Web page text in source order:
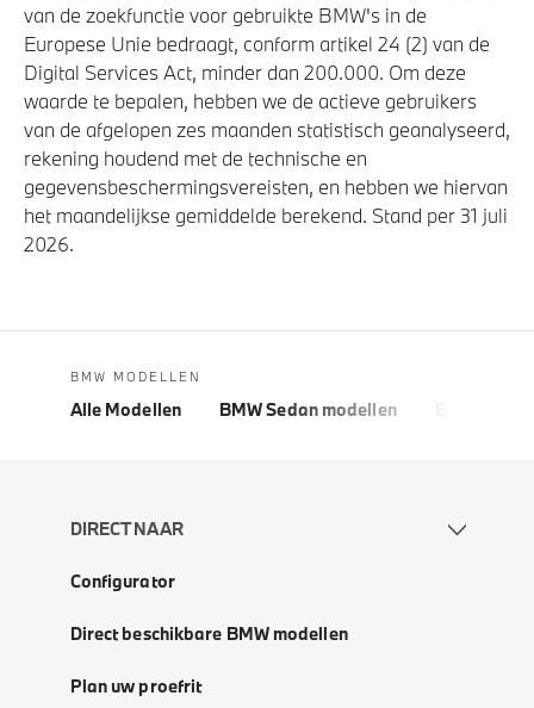
van de zoekfunctie voor gebruikte BMW's in de
Europese Unie bedraagt, conform artikel 24 (2) van de
Digital Services Act, minder dan 200.000. Om deze
waarde te bepalen, hebben we de actieve gebruikers
van de afgelopen zes maanden statistisch geanalyseerd,
rekening houdend met de technische en
gegevensbeschermingsvereisten, en hebben we hiervan
het maandelijkse gemiddelde berekend. Stand per 31 juli
2026.
BMW MODELLEN
Alle Modellen BMW Sedan modellen
DIRECT NAAR
Configurator
Direct beschikbare BMW modellen
Plan uw proefrit